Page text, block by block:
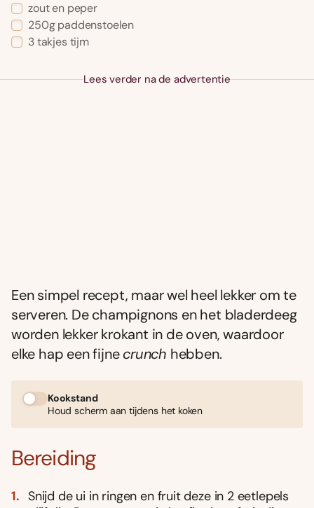
zout en peper
250g paddenstoelen
3 takjes tijm
Lees verder na de advertentie
Een simpel recept, maar wel heel lekker om te
serveren. De champignons en het bladerdeeg
worden lekker krokant in de oven, waardoor
elke hap een fijnecrunch hebben.
Kookstand
Houd scherm aan tijdens het koken
Bereiding
Snijd de ui in ringen en fruit deze in 2 eetlepels